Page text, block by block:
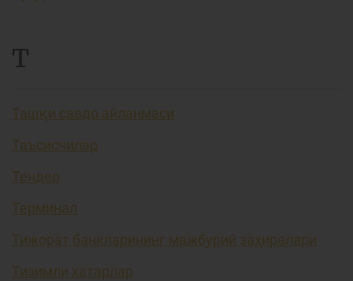
Т
Ташқи савдо айланмаси
Таъсисчилар
Тендер
Терминал
Тижорат банкларининг мажбурий заҳиралари
Тизимли хатарлар